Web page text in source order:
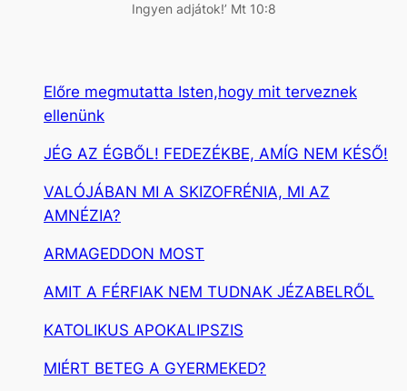
Ingyen adjátok!’ Mt 10:8
Előre megmutatta Isten,hogy mit terveznek
ellenünk
JÉG AZ ÉGBŐL! FEDEZÉKBE, AMÍG NEM KÉSŐ!
VALÓJÁBAN MI A SKIZOFRÉNIA, MI AZ
AMNÉZIA?
ARMAGEDDON MOST
AMIT A FÉRFIAK NEM TUDNAK JÉZABELRŐL
KATOLIKUS APOKALIPSZIS
MIÉRT BETEG A GYERMEKED?